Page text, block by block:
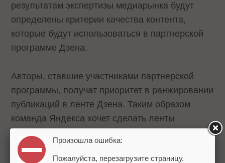
результатам экспертизы медиарынка будут
определены критерии качества контента,
которые будут использоваться в партнерской
программе Дзена.
Авторы, ставшие участниками партнерской
программы, получат приоритет в ранжировании
публикаций в ленте Дзена. Таким образом
команда Яндекса хочет сделать ленты
пользователей интереснее и увеличить охваты
у авторов и издателей.
Произошла ошибка:
Пожалуйста, перезагрузите страницу.